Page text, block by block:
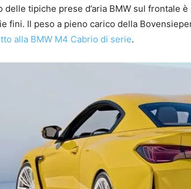
delle tipiche prese d’aria BMW sul frontale
fini. Il peso a pieno carico della
alla BMW M4 Cabrio di serie.